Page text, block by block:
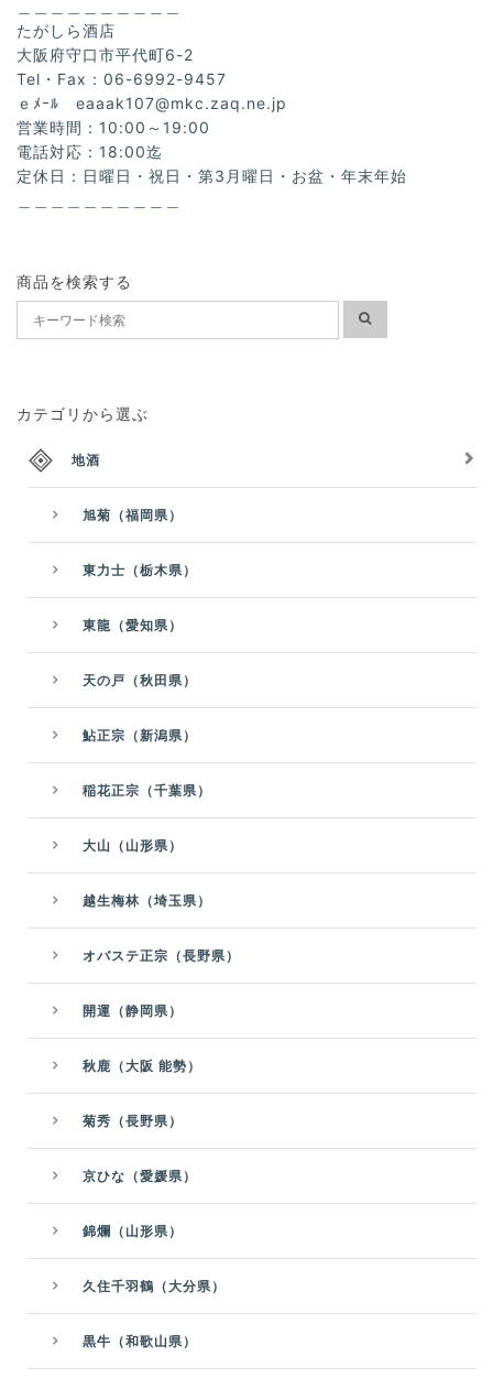
たがしら酒店
大阪府守口市平代町6-2
Tel・Fax：06-6992-9457
ｅﾒｰﾙ eaaak107@mkc.zaq.ne.jp
営業時間：10:00～19:00
電話対応：18:00迄
定休日：日曜日・祝日・第3月曜日・お盆・年末年始
商品を検索する
カテゴリから選ぶ
地酒
旭菊（福岡県）
東力士（栃木県）
東龍（愛知県）
天の戸（秋田県）
鮎正宗（新潟県）
稲花正宗（千葉県）
大山（山形県）
越生梅林（埼玉県）
オバステ正宗（長野県）
開運（静岡県）
秋鹿（大阪 能勢）
菊秀（長野県）
京ひな（愛媛県）
錦爛（山形県）
久住千羽鶴（大分県）
黒牛（和歌山県）